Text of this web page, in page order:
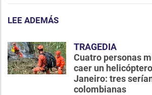
LEE ADEMÁS
TRAGEDIA
Cuatro personas
caer un
Janeiro: tres
colombianas